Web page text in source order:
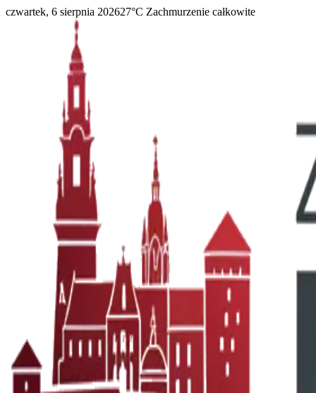
czwartek, 6 sierpnia 202627°C Zachmurzenie całkowite